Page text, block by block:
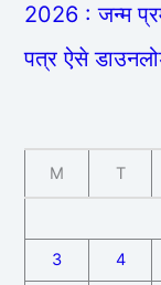
2026 : जन्म
पत्र ऐसे
M T
3 4